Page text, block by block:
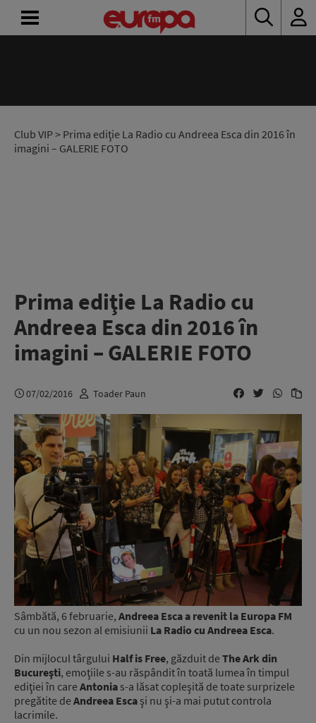
Club VIP> Prima ediţie La Radio cu Andreea Esca din 2016 în
imagini – GALERIE FOTO
Prima ediţie La Radio cu
Andreea Esca din 2016 în
imagini – GALERIE FOTO
07/02/2016 Toader Paun
Sâmbătă, 6 februarie, Andreea Esca a revenit la Europa FM
cu un nou sezon al emisiunii La Radio cu Andreea Esca.
Din mijlocul târgului Half is Free, găzduit deThe Ark din
Bucureşti, emoţiile s-au răspândit în toată lumea în timpul
ediţiei în careAntonia s-a lăsat copleşită de toate surprizele
pregătite deAndreea Esca şi nu şi-a mai putut controla
lacrimile.
RADIO